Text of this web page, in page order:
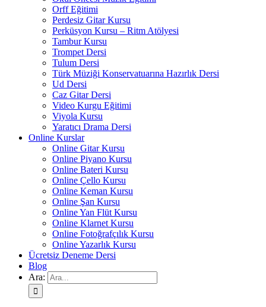
Orff Eğitimi
Perdesiz Gitar Kursu
Perküsyon Kursu – Ritm Atölyesi
Tambur Kursu
Trompet Dersi
Tulum Dersi
Türk Müziği Konservatuarına Hazırlık Dersi
Ud Dersi
Caz Gitar Dersi
Video Kurgu Eğitimi
Viyola Kursu
Yaratıcı Drama Dersi
Online Kurslar
Online Gitar Kursu
Online Piyano Kursu
Online Bateri Kursu
Online Çello Kursu
Online Keman Kursu
Online Şan Kursu
Online Yan Flüt Kursu
Online Klarnet Kursu
Online Fotoğrafçılık Kursu
Online Yazarlık Kursu
Ücretsiz Deneme Dersi
Blog
Ara: